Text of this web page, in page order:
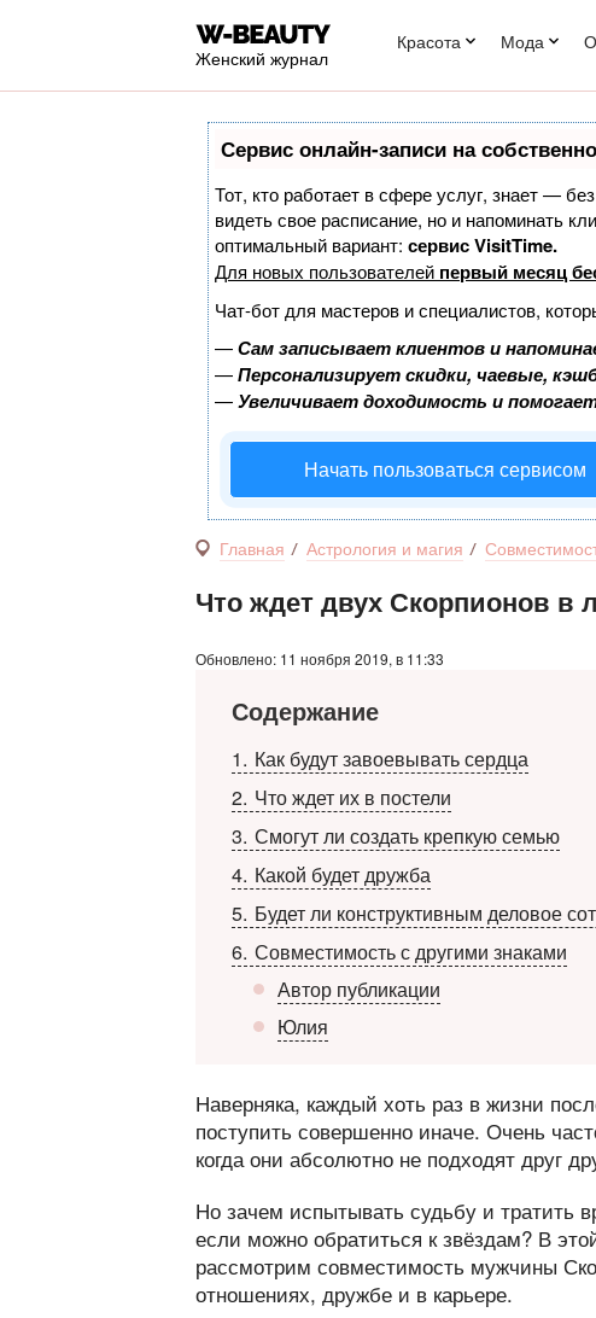
Женский журнал
Красота Мода
Сервис онлайн-записи на
Тот, кто работает в сфере услуг, знает —
видеть свое расписание, но и напоминать
оптимальный вариант: сервис VisitTime.
Для новых пользователей первый месяц
Чат-бот для мастеров и специалистов,
—Сам записывает клиентов и
—Персонализирует скидки, чаевые,
—Увеличивает доходимость и
Начать пользоваться сервисом
Главная Астрология и магия
Что ждет двух Скорпионов в
Обновлено: 11 ноября 2019, в 11:33
Содержание
1
Как будут завоевывать сердца
2 Что ждет их в постели
3 Смогут ли создать крепкую семью
4 Какой будет дружба
5 Будет ли конструктивным деловое
6 Совместимость с другими знаками
Автор публикации
Юлия
Наверняка, каждый хоть раз в жизни
поступить совершенно иначе. Очень
когда они абсолютно не подходят друг
Но зачем испытывать судьбу и тратить
если можно обратиться к звёздам? В
рассмотрим совместимость мужчины
отношениях, дружбе и в карьере.